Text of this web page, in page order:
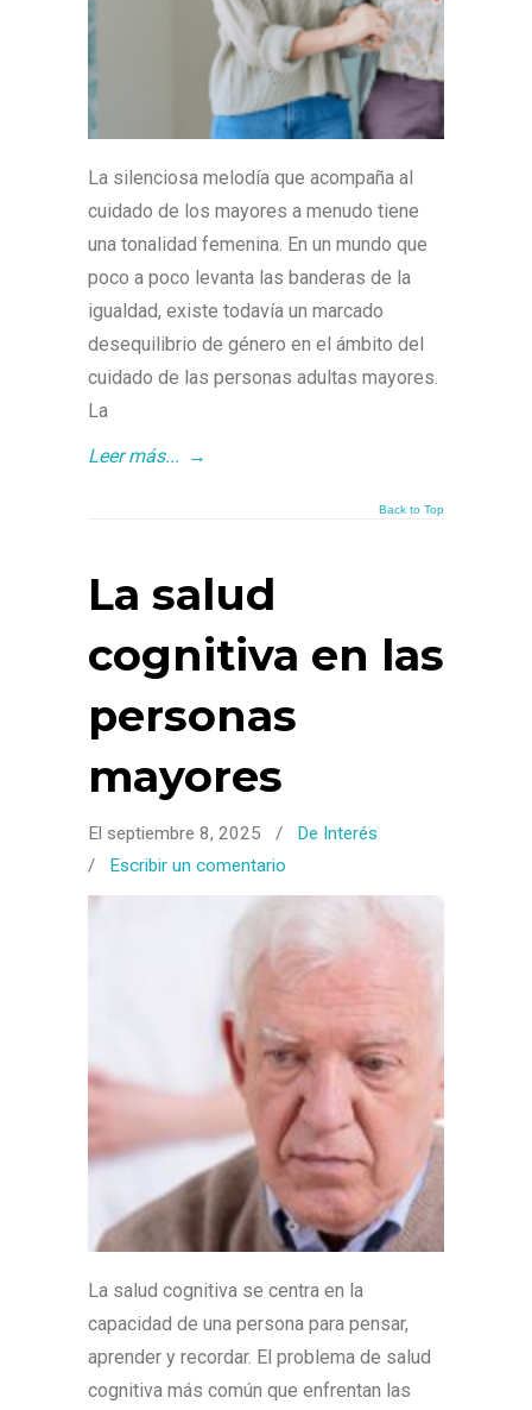
La silenciosa melodía que acompaña al
cuidado de los mayores a menudo tiene
una tonalidad femenina. En un mundo que
poco a poco levanta las banderas de la
igualdad, existe todavía un marcado
desequilibrio de género en el ámbito del
cuidado de las personas adultas mayores.
La
Leer más... →
Back to Top
La salud
cognitiva en las
personas
mayores
El septiembre 8, 2025 /
De Interés
/ Escribir un comentario
La salud cognitiva se centra en la
capacidad de una persona para pensar,
aprender y recordar. El problema de salud
cognitiva más común que enfrentan las